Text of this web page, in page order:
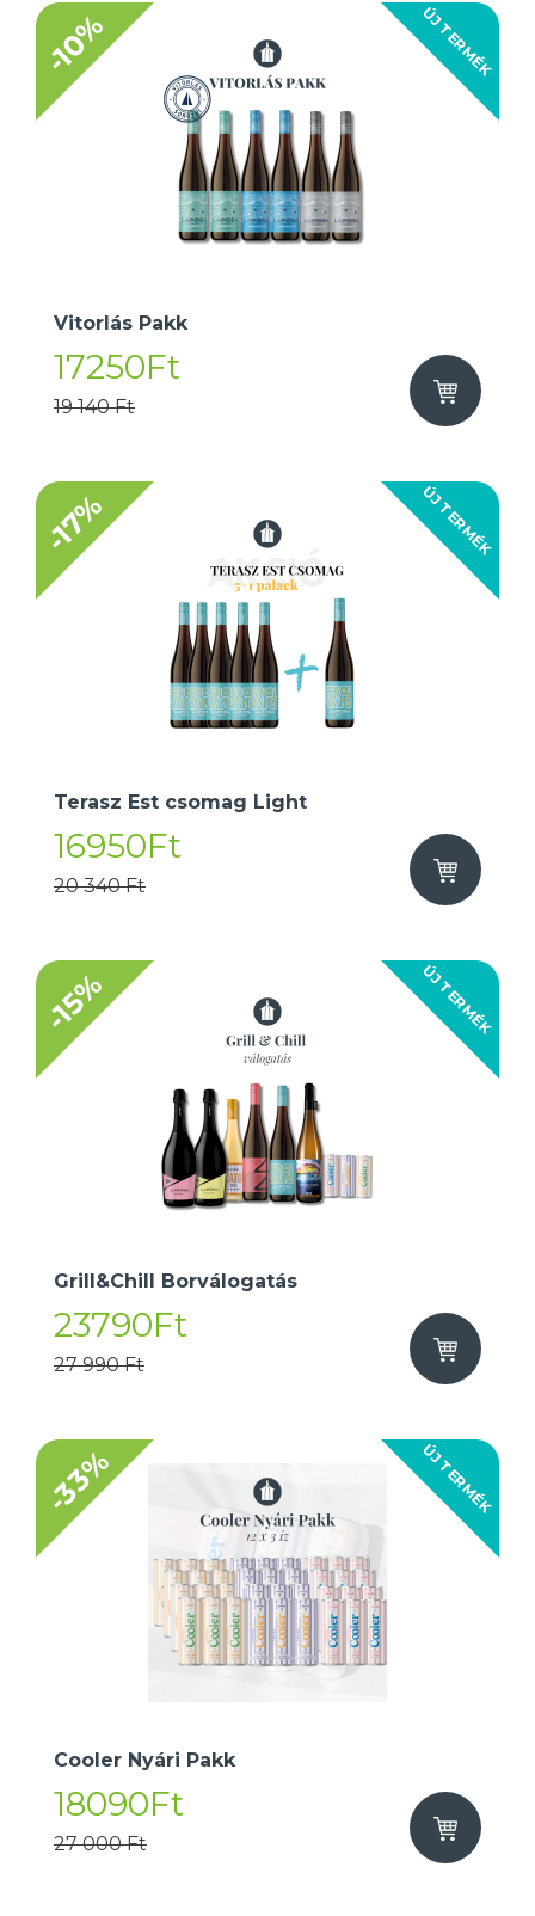
ÚJ TERMÉK
-10%
Vitorlás Pakk
17250Ft
19 140 Ft
ÚJ TERMÉK
-17%
Terasz Est csomag Light
16950Ft
20 340 Ft
ÚJ TERMÉK
-15%
Grill&Chill Borválogatás
23790Ft
27 990 Ft
ÚJ TERMÉK
-33%
Cooler Nyári Pakk
18090Ft
27 000 Ft